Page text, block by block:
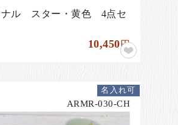
ナル スター・黄色 4点セ
10,450円
ARMR-030-CH
名入れ可